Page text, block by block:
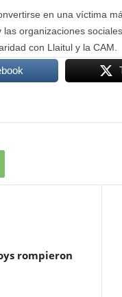
en una víctima
organizaciones
con Llaitul y la CAM.
rompieron